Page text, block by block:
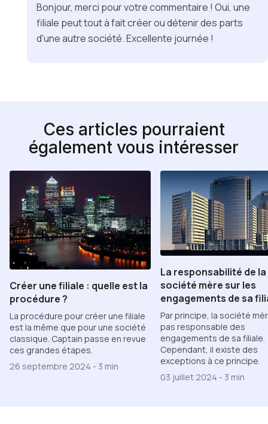
Bonjour, merci pour votre commentaire ! Oui, une
filiale peut tout à fait créer ou détenir des parts
d'une autre société. Excellente journée !
Ces articles pourraient
également vous intéresser
Créer une filiale : quelle est la
procédure ?
La procédure pour créer une filiale
est la même que pour une société
classique. Captain passe en revue
ces grandes étapes.
26 septembre 2024 - 3 min
La responsabilité de la
société mère sur les
engagements de sa
Par principe, la société
pas responsable des
engagements de sa filiale.
Cependant, il existe des
exceptions à ce principe.
03 juillet 2024 - 3 min